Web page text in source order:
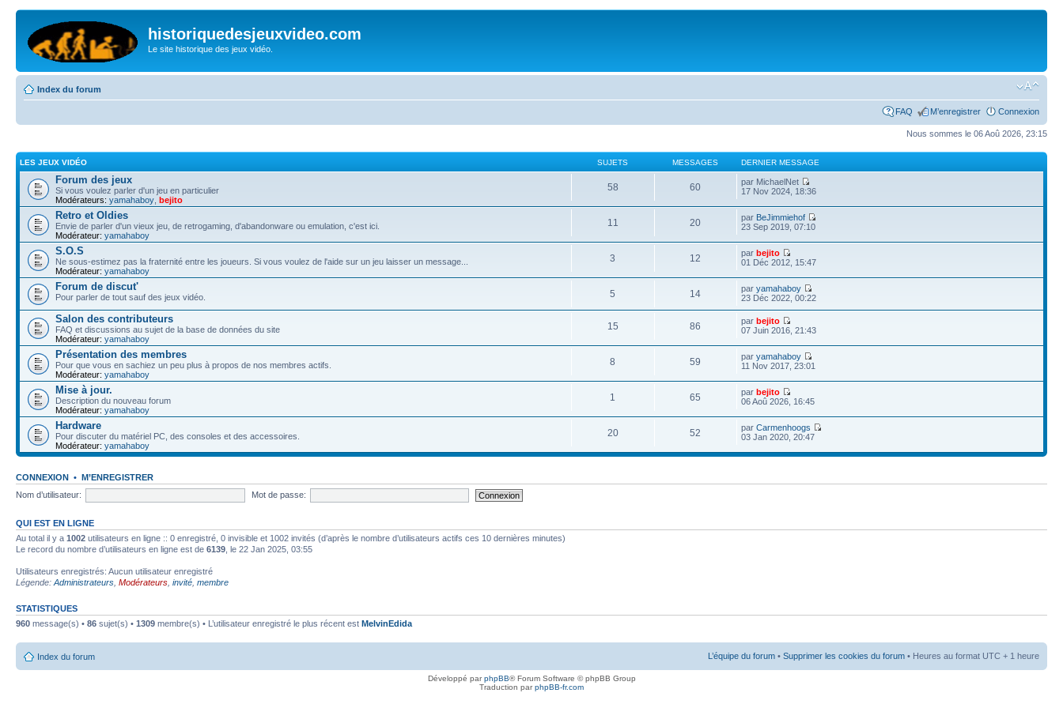
historiquedesjeuxvideo.com
Le site historique des jeux vidéo.
Index du forum
FAQ M’enregistrer Connexion
Nous sommes le 06 Aoû 2026, 23:15
LES JEUX VIDÉO SUJETS MESSAGES DERNIER MESSAGE
Forum des jeux
Si vous voulez parler d'un jeu en particulier
Modérateurs: yamahaboy bejito
58 60
par MichaelNet
17 Nov 2024, 18:36
Retro et Oldies
Envie de parler d'un vieux jeu, de retrogaming, d'abandonware ou emulation, c'est ici.
Modérateur: yamahaboy
11 20 par BeJimmiehof
23 Sep 2019, 07:10
S.O.S
Ne sous-estimez pas la fraternité entre les joueurs. Si vous voulez de l'aide sur un jeu laisser un message...
Modérateur: yamahaboy
3 12 parbejito
01 Déc 2012, 15:47
Forum de discut'
Pour parler de tout sauf des jeux vidéo. 5 14 paryamahaboy
23 Déc 2022, 00:22
Salon des contributeurs
FAQ et discussions au sujet de la base de données du site
Modérateur: yamahaboy
15 86 parbejito
07 Juin 2016, 21:43
Présentation des membres
Pour que vous en sachiez un peu plus à propos de nos membres actifs.
Modérateur: yamahaboy
8 59 paryamahaboy
11 Nov 2017, 23:01
Mise à jour.
Description du nouveau forum
Modérateur: yamahaboy
1 65 parbejito
06 Aoû 2026, 16:45
Hardware
Pour discuter du matériel PC, des consoles et des accessoires.
Modérateur: yamahaboy
20 52 parCarmenhoogs
03 Jan 2020, 20:47
CONNEXION • M’ENREGISTRER
Nom d’utilisateur:
Mot de passe:
QUI EST EN LIGNE
Au total il y a 1002 utilisateurs en ligne :: 0 enregistré, 0 invisible et 1002 invités (d’après le nombre d’utilisateurs actifs ces 10 dernières minutes)
Le record du nombre d’utilisateurs en ligne est de 6139 , le 22 Jan 2025, 03:55
Utilisateurs enregistrés: Aucun utilisateur enregistré
Légende: Administrateurs Modérateurs invité membre
STATISTIQUES
960 message(s) • 86 sujet(s) • 1309 membre(s) • L’utilisateur enregistré le plus récent est MelvinEdida
Index du forum L’équipe du forum • Supprimer les cookies du forum • Heures au format UTC + 1 heure
Développé parphpBB® Forum Software © phpBB Group
Traduction parphpBB-fr.com